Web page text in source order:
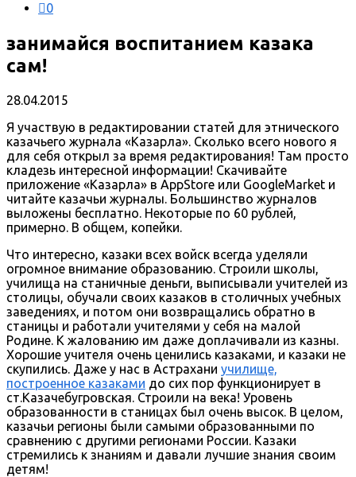
0
занимайся воспитанием казака
сам!
28.04.2015
Я участвую в редактировании статей для этнического
казачьего журнала «Казарла». Сколько всего нового я
для себя открыл за время редактирования! Там просто
кладезь интересной информации! Скачивайте
приложение «Казарла» в AppStore или GoogleMarket и
читайте казачьи журналы. Большинство журналов
выложены бесплатно. Некоторые по 60 рублей,
примерно. В общем, копейки.
Что интересно, казаки всех войск всегда уделяли
огромное внимание образованию. Строили школы,
училища на станичные деньги, выписывали учителей из
столицы, обучали своих казаков в столичных учебных
заведениях, и потом они возвращались обратно в
станицы и работали учителями у себя на малой
Родине. К жалованию им даже доплачивали из казны.
Хорошие учителя очень ценились казаками, и казаки не
скупились. Даже у нас в Астрахани училище,
построенное казаками до сих пор функционирует в
ст.Казачебугровская. Строили на века! Уровень
образованности в станицах был очень высок. В целом,
казачьи регионы были самыми образованными по
сравнению с другими регионами России. Казаки
стремились к знаниям и давали лучшие знания своим
детям!